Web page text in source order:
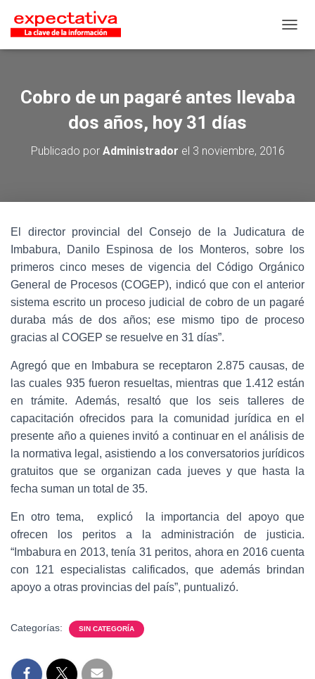
Cobro de un pagaré antes llevaba
dos años, hoy 31 días
Publicado por Administrador el 3 noviembre, 2016
El director provincial del Consejo de la Judicatura de
Imbabura, Danilo Espinosa de los Monteros, sobre los
primeros cinco meses de vigencia del Código Orgánico
General de Procesos (COGEP), indicó que con el anterior
sistema escrito un proceso judicial de cobro de un pagaré
duraba más de dos años; ese mismo tipo de proceso
gracias al COGEP se resuelve en 31 días”.
Agregó que en Imbabura se receptaron 2.875 causas, de
las cuales 935 fueron resueltas, mientras que 1.412 están
en trámite. Además, resaltó que los seis talleres de
capacitación ofrecidos para la comunidad jurídica en el
presente año a quienes invitó a continuar en el análisis de
la normativa legal, asistiendo a los conversatorios jurídicos
gratuitos que se organizan cada jueves y que hasta la
fecha suman un total de 35.
En otro tema, explicó la importancia del apoyo que
ofrecen los peritos a la administración de justicia.
“Imbabura en 2013, tenía 31 peritos, ahora en 2016 cuenta
con 121 especialistas calificados, que además brindan
apoyo a otras provincias del país”, puntualizó.
Categorías: SIN CATEGORÍA